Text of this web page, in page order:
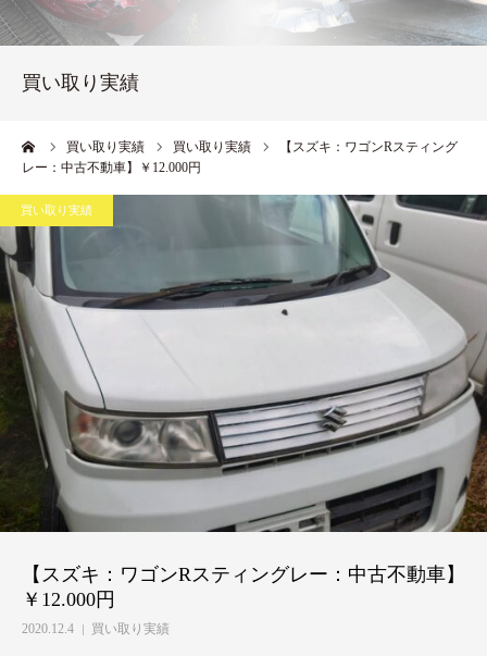
買い取り実績
買い取り実績 買い取り実績
【スズキ：ワゴンRスティング
レー：中古不動車】￥12.000円
買い取り実績
【スズキ：ワゴンRスティングレー：中古不動車】
￥12.000円
2020.12.4 買い取り実績
お問い合わせ